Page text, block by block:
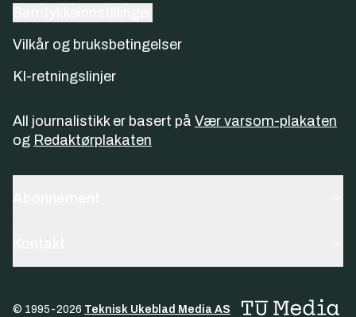
Vilkår og bruksbetingelser
KI-retningslinjer
All journalistikk er basert på Vær varsom-plakaten
og Redaktørplakaten
© 1995-2026 Teknisk Ukeblad Media AS